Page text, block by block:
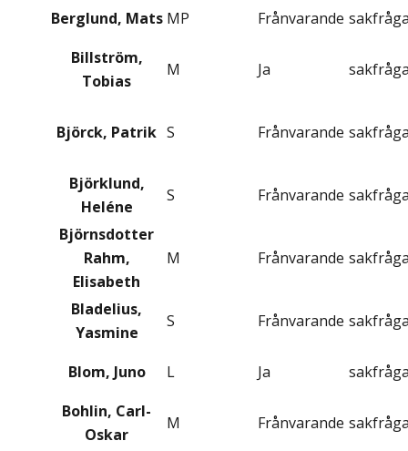
Berglund, Mats MP Frånvarande
Billström,
Tobias
M Ja
Björck, Patrik S Frånvarande
Björklund,
Heléne
S Frånvarande
Björnsdotter
Rahm,
Elisabeth
M Frånvarande
Bladelius,
Yasmine
S Frånvarande
Blom, Juno L Ja
Bohlin, Carl-
Oskar
M Frånvarande